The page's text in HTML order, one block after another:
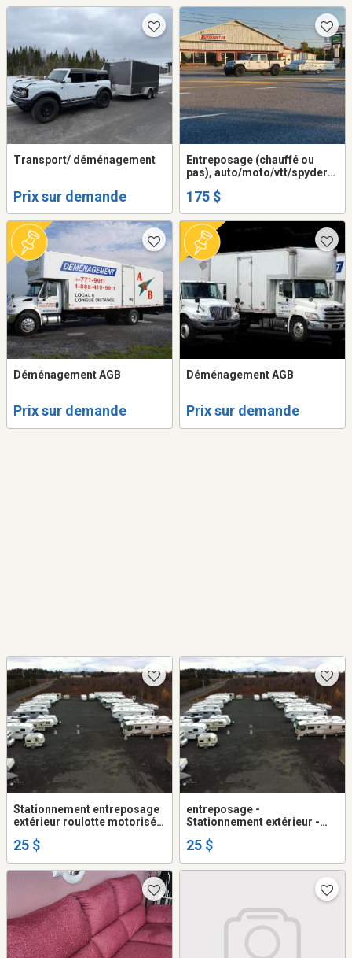
Transport/ déménagement
Prix sur demande
Entreposage (chauffé ou
pas), auto/moto/vtt/spyder/
bateau/ponton/( max 9pi haut
) (extérieur cloturé)
175 $
Déménagement AGB
Prix sur demande
Déménagement AGB
Prix sur demande
Stationnement entreposage
extérieur roulotte motorisé
25 $
entreposage -
Stationnement extérieur -
remorque - auto
25 $